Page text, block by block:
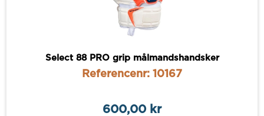
Select 88 PRO grip målmandshandsker
Referencenr: 10167
600,00 kr